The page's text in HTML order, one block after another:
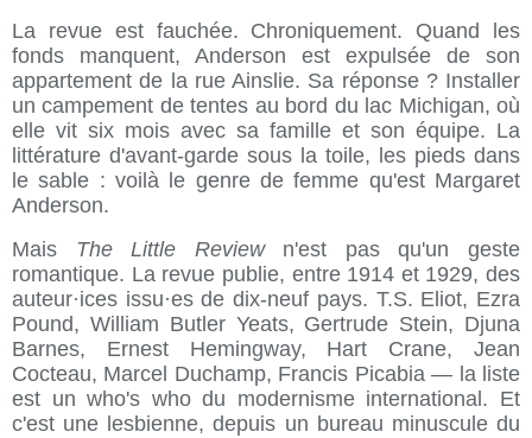
La revue est fauchée. Chroniquement. Quand les
fonds manquent, Anderson est expulsée de son
appartement de la rue Ainslie. Sa réponse ? Installer
un campement de tentes au bord du lac Michigan, où
elle vit six mois avec sa famille et son équipe. La
littérature d'avant-garde sous la toile, les pieds dans
le sable : voilà le genre de femme qu'est Margaret
Anderson.
Mais The Little Reviewn'est pas qu'un geste
romantique. La revue publie, entre 1914 et 1929, des
auteur·ices issu·es de dix-neuf pays. T.S. Eliot, Ezra
Pound, William Butler Yeats, Gertrude Stein, Djuna
Barnes, Ernest Hemingway, Hart Crane, Jean
Cocteau, Marcel Duchamp, Francis Picabia — la liste
est un who's who du modernisme international. Et
c'est une lesbienne, depuis un bureau minuscule du